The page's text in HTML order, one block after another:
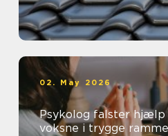
02. May 2026
Psykolog falster hjælp til børn, unge og
voksne i trygge